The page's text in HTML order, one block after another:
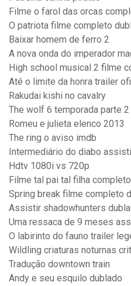
Filme o farol das orcas
O patriota filme completo
Baixar homem de ferro 2
A nova onda do imperador
High school musical 2 filme
Até o limite da honra trailer
Rakudai kishi no cavalry
The wolf 6 temporada parte 2
Romeu e julieta elenco 2013
The ring o aviso imdb
Intermediário do diabo
Hdtv 1080i vs 720p
Filme tal pai tal filha
Spring break filme completo
Assistir shadowhunters
Uma ressaca de 9 meses
O labirinto do fauno trailer
Wildling criaturas noturnas
Tradução downtown train
Andy e seu esquilo dublado